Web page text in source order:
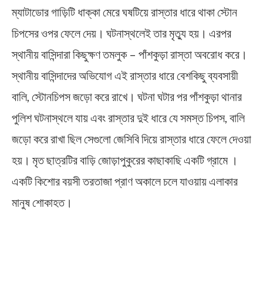
ম্যাটাডোর গাড়িটি ধাক্কা মেরে ঘষটিয়ে রাস্তার ধারে থাকা স্টোন
চিপসের ওপর ফেলে দেয়। ঘটনাস্থলেই তার মৃত্যু হয়। এরপর
স্থানীয় বাসিন্দারা কিছুক্ষণ তমলুক – পাঁশকুড়া রাস্তা অবরোধ করে।
স্থানীয় বাসিন্দাদের অভিযোগ এই রাস্তার ধারে বেশকিছু ব্যবসায়ী
বালি, স্টোনচিপস জড়ো করে রাখে। ঘটনা ঘটার পর পাঁশকুড়া থানার
পুলিশ ঘটনাস্থলে যায় এবং রাস্তার দুই ধারে যে সমস্ত চিপস, বালি
জড়ো করে রাখা ছিল সেগুলো জেসিবি দিয়ে রাস্তার ধারে ফেলে দেওয়া
হয়। মৃত ছাত্রটির বাড়ি জোড়াপুকুরের কাছাকাছি একটি গ্রামে ।
একটি কিশোর বয়সী তরতাজা প্রাণ অকালে চলে যাওয়ায় এলাকার
মানুষ শোকাহত।